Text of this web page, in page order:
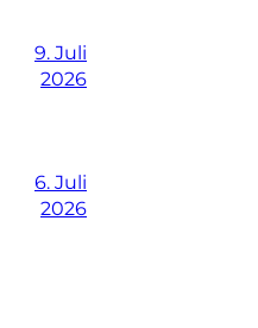
9. Juli
2026
6. Juli
2026